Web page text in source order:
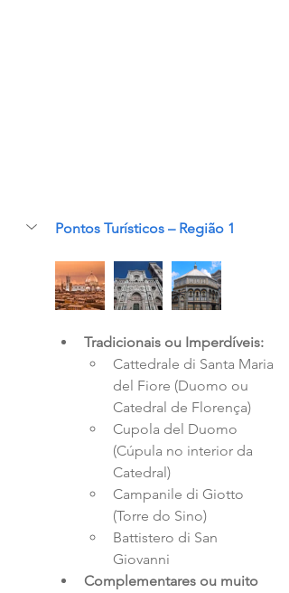
Pontos Turísticos – Região 1
Tradicionais ou Imperdíveis:
Cattedrale di Santa Maria
del Fiore (Duomo ou
Catedral de Florença)
Cupola del Duomo
(Cúpula no interior da
Catedral)
Campanile di Giotto
(Torre do Sino)
Battistero di San
Giovanni
Complementares ou muito